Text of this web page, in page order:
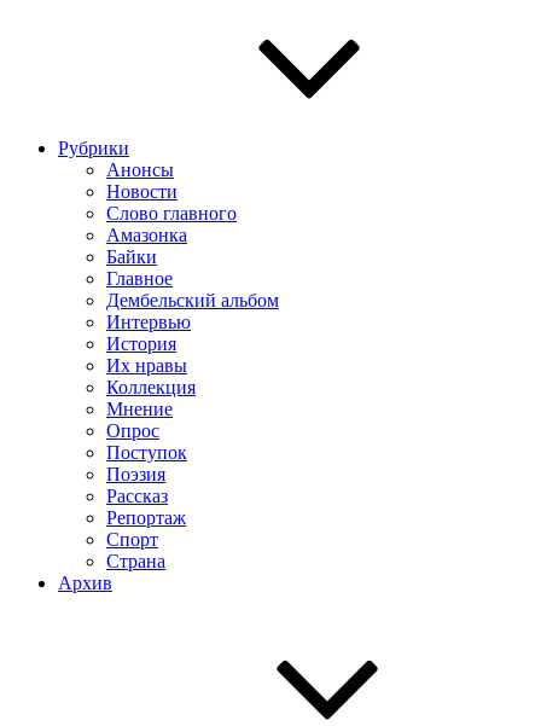
Рубрики
Анонсы
Новости
Слово главного
Амазонка
Байки
Главное
Дембельский альбом
Интервью
История
Их нравы
Коллекция
Мнение
Опрос
Поступок
Поэзия
Рассказ
Репортаж
Спорт
Страна
Архив